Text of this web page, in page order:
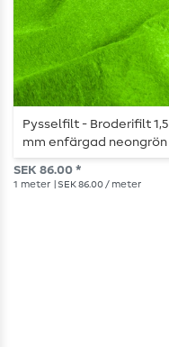
Pysselfilt - Broderifilt 1,5
mm enfärgad neongrön
SEK 86.00 *
1 meter | SEK 86.00 / meter